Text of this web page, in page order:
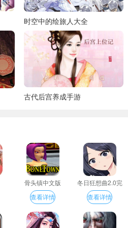
时空中的绘旅人大全
古代后宫养成手游
骨头镇中文版
查看详情
冬日狂想曲2.0完
整汉化版
查看详情